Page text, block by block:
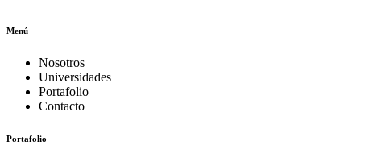
Menú
Nosotros
Universidades
Portafolio
Contacto
Portafolio